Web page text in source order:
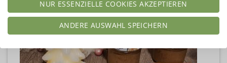
NUR ESSENZIELLE COOKIES AKZEPTIEREN
ANDERE AUSWAHL SPEICHERN